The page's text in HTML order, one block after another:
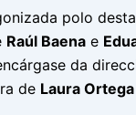
polo
Raúl Baena e
da
de Laura Ortega